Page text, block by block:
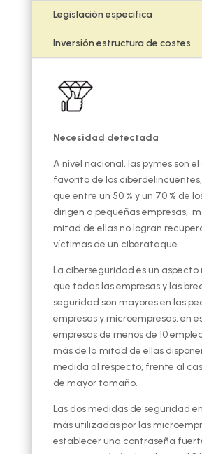
Legislación específica
Inversión estructura de costes
Necesidad detectada
A nivel nacional, las pymes son
favorito de los
que entre un 50 % y un 70 % de
dirigen a pequeñas empresas,
mitad de ellas no logran
víctimas de un ciberataque.
La ciberseguridad es un aspecto
que todas las empresas y las
seguridad son mayores en las
empresas y microempresas, en
empresas de menos de 10
más de la mitad de ellas
medida al respecto, frente al
de mayor tamaño.
Las dos medidas de seguridad
más utilizadas por las
establecer una contraseña